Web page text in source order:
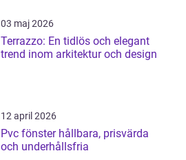
03 maj 2026
Terrazzo: En tidlös och elegant
trend inom arkitektur och design
12 april 2026
Pvc fönster hållbara, prisvärda
och underhållsfria